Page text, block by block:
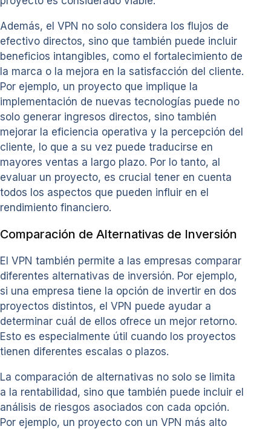
Además, el VPN no solo considera los flujos de
efectivo directos, sino que también puede incluir
beneficios intangibles, como el fortalecimiento de
la marca o la mejora en la satisfacción del cliente.
Por ejemplo, un proyecto que implique la
implementación de nuevas tecnologías puede no
solo generar ingresos directos, sino también
mejorar la eficiencia operativa y la percepción del
cliente, lo que a su vez puede traducirse en
mayores ventas a largo plazo. Por lo tanto, al
evaluar un proyecto, es crucial tener en cuenta
todos los aspectos que pueden influir en el
rendimiento financiero.
Comparación de Alternativas de Inversión
El VPN también permite a las empresas comparar
diferentes alternativas de inversión. Por ejemplo,
si una empresa tiene la opción de invertir en dos
proyectos distintos, el VPN puede ayudar a
determinar cuál de ellos ofrece un mejor retorno.
Esto es especialmente útil cuando los proyectos
tienen diferentes escalas o plazos.
La comparación de alternativas no solo se limita
a la rentabilidad, sino que también puede incluir el
análisis de riesgos asociados con cada opción.
Por ejemplo, un proyecto con un VPN más alto